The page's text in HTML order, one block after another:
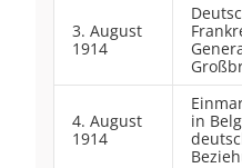
3. August
1914
4. August
1914
in